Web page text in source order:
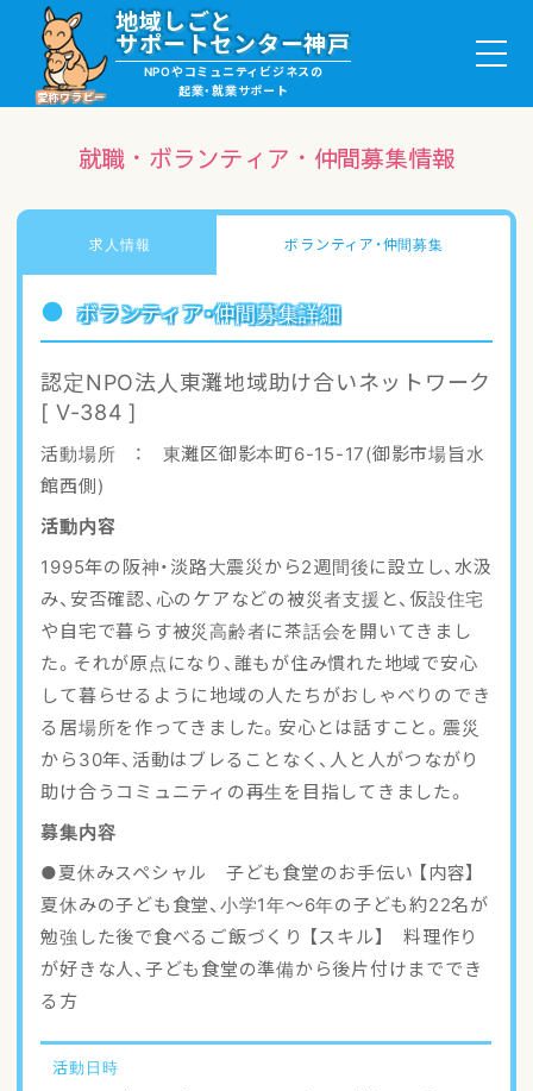
愛称ワラビー
地域しごと
サポートセンター神戸
NPOやコミュニティビジネスの
起業・就業サポート
就職・ボランティア情報
ご登録・お問い合わせ
就職・ボランティア・仲間募集情報
求人情報 ボランティア・仲間募集
ボランティア・仲間募集詳細
認定NPO法人東灘地域助け合いネットワーク
[ V-384 ]
活動場所 ： 東灘区御影本町6-15-17(御影市場旨水
館西側)
活動内容
1995年の阪神・淡路大震災から2週間後に設立し、水汲
み、安否確認、心のケアなどの被災者支援と、仮設住宅
や自宅で暮らす被災高齢者に茶話会を開いてきまし
た。それが原点になり、誰もが住み慣れた地域で安心
して暮らせるように地域の人たちがおしゃべりのでき
る居場所を作ってきました。安心とは話すこと。震災
から30年、活動はブレることなく、人と人がつながり
助け合うコミュニティの再生を目指してきました。
募集内容
●夏休みスペシャル 子ども食堂のお手伝い 【内容】
夏休みの子ども食堂、小学1年〜6年の子ども約22名が
勉強した後で食べるご飯づくり 【スキル】 料理作り
が好きな人、子ども食堂の準備から後片付けまででき
る方
活動日時